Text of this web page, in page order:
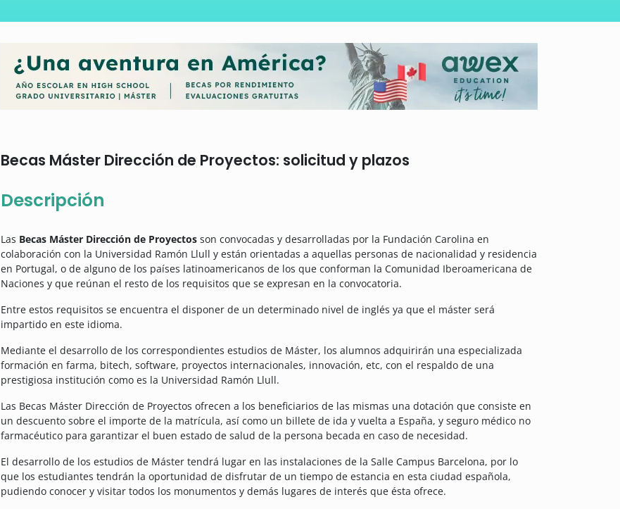
Becas Máster Dirección de Proyectos: solicitud y plazos
Descripción
Las Becas Máster Dirección de Proyectos son convocadas y desarrolladas por la Fundación Carolina en
colaboración con la Universidad Ramón Llull y están orientadas a aquellas personas de nacionalidad y residencia
en Portugal, o de alguno de los países latinoamericanos de los que conforman la Comunidad Iberoamericana de
Naciones y que reúnan el resto de los requisitos que se expresan en la convocatoria.
Entre estos requisitos se encuentra el disponer de un determinado nivel de inglés ya que el máster será
impartido en este idioma.
Mediante el desarrollo de los correspondientes estudios de Máster, los alumnos adquirirán una especializada
formación en farma, bitech, software, proyectos internacionales, innovación, etc, con el respaldo de una
prestigiosa institución como es la Universidad Ramón Llull.
Las Becas Máster Dirección de Proyectos ofrecen a los beneficiarios de las mismas una dotación que consiste en
un descuento sobre el importe de la matrícula, así como un billete de ida y vuelta a España, y seguro médico no
farmacéutico para garantizar el buen estado de salud de la persona becada en caso de necesidad.
El desarrollo de los estudios de Máster tendrá lugar en las instalaciones de la Salle Campus Barcelona, por lo
que los estudiantes tendrán la oportunidad de disfrutar de un tiempo de estancia en esta ciudad española,
pudiendo conocer y visitar todos los monumentos y demás lugares de interés que ésta ofrece.